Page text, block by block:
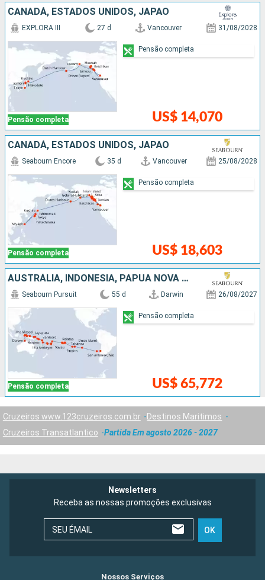
CANADÁ, ESTADOS UNIDOS, JAPÃO
Pensão completa
EXPLORA III 27 d Vancouver 31/08/2028
US$ 14,070
Pensão completa
CANADÁ, ESTADOS UNIDOS, JAPÃO
Pensão completa
Seabourn Encore 35 d Vancouver 25/08/2028
US$ 18,603
Pensão completa
AUSTRÁLIA, INDONESIA, PAPUA NOVA GUINÉ, ILHAS SALOMON, FIDJI (ILHAS), TONGA, SAMOA, ILES COOK, FRANCIA, CHILE
Pensão completa
Seabourn Pursuit 55 d Darwin 26/08/2027
US$ 65,772
Pensão completa
Cruzeiros www.123cruzeiros.com.br
Destinos Maritimos
Cruzeiros Transatlantico
Partida Em agosto 2026 - 2027
Newsletters
Receba as nossas promoções exclusivas
SEU ÉMAIL OK
Nossos Serviços